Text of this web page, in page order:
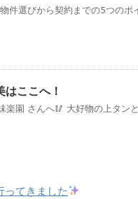
件選びから契約までの5つの
ここへ！
楽園 さんへ🥢 大好物の上タン
ってきました